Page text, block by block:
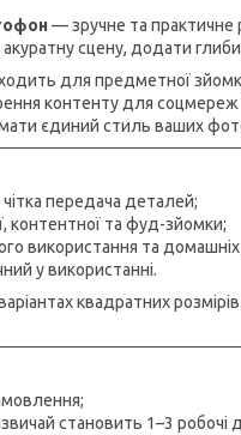
— зручне та практичне
сцену, додати
для предметної
контенту для соцмереж
єдиний стиль ваших
чітка передача деталей;
контентної та фуд-зйомки;
використання та
у використанні.
квадратних
становить 1–3 робочі